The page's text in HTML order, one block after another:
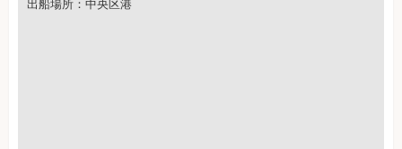
出船場所：中央区港